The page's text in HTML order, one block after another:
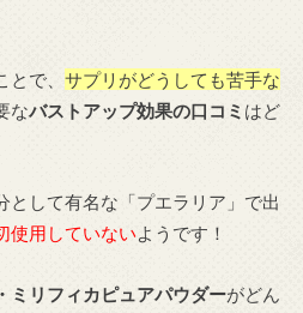
で、 サプリがどうしても苦手な
なバストアップ効果の口コミ はど
として有名な「プエラリア」で出
使用していないようです！
ミリフィカピュアパウダーがどん